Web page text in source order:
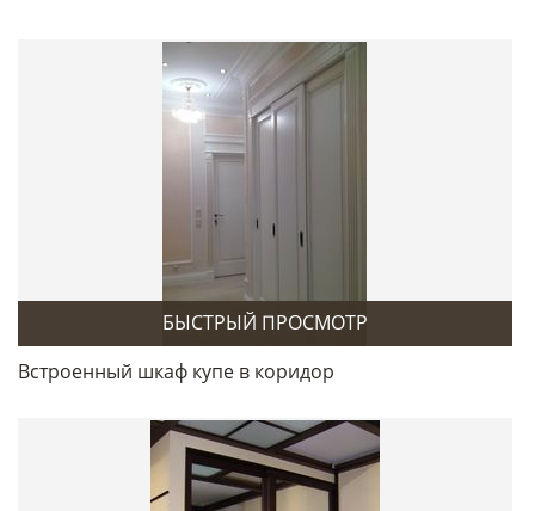
БЫСТРЫЙ ПРОСМОТР
Встроенный шкаф купе в коридор